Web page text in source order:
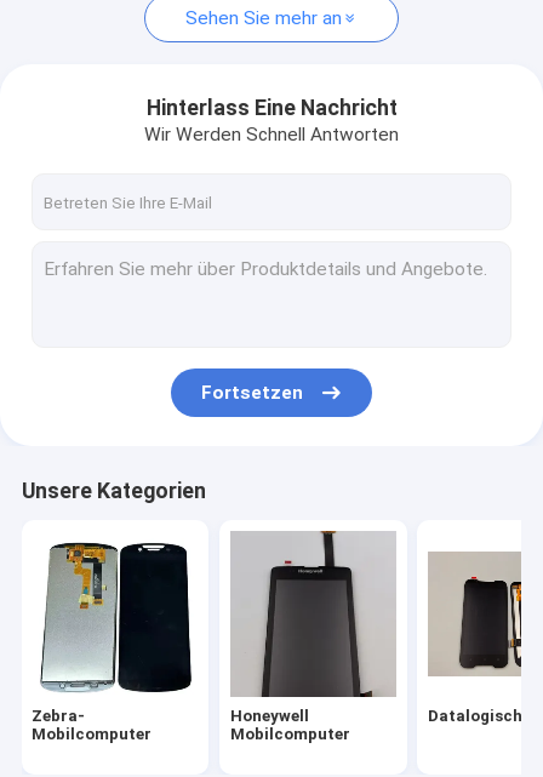
Zebra-Mobilcomputer
Datalogische
ZEBRA-Drucker
Sehen Sie mehr an
Hinterlass Eine Nachricht
Wir Werden Schnell Antworten
Fortsetzen
Unsere Kategorien
Zebra-
Mobilcomputer
Honeywell
Mobilcomputer
Datalogische